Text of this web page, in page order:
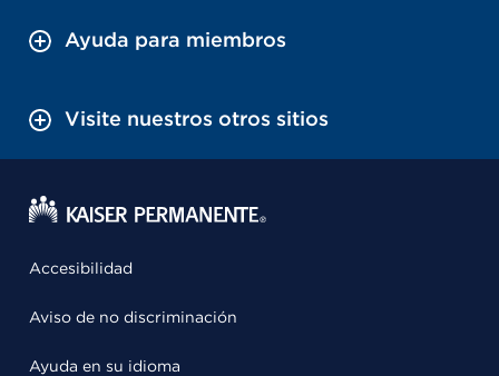
Ayuda para miembros
Visite nuestros otros sitios
Accesibilidad
Aviso de no discriminación
Ayuda en su idioma